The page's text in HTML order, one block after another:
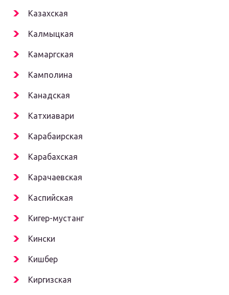
Казахская
Калмыцкая
Камаргская
Камполина
Канадская
Катхиавари
Карабаирская
Карабахская
Карачаевская
Каспийская
Кигер-мустанг
Кински
Кишбер
Киргизская